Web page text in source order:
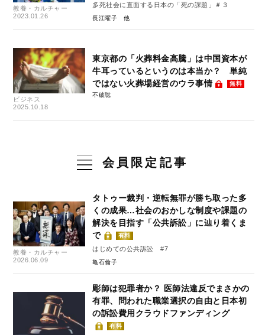
教養・カルチャー
2023.01.26
多死社会に直面する日本の「死の課題」＃３
長江曜子
ビジネス
2025.10.18
東京都の「火葬料金高騰」は中国資本が
牛耳っているというのは本当か？ 単純
ではない火葬場経営のウラ事情
無料
不破聡
会員限定記事
教養・カルチャー
2026.06.09
タトゥー裁判・逆転無罪が勝ち取った多
くの成果…社会のおかしな制度や課題の
解決を目指す「公共訴訟」に辿り着くま
で
有料
はじめての公共訴訟 #7
亀石倫子
彫師は犯罪者か？ 医師法違反でまさかの
有罪、問われた職業選択の自由と日本初
の訴訟費用クラウドファンディング
有料